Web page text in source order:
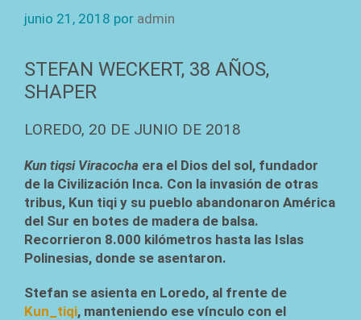
junio 21, 2018 por admin
STEFAN WECKERT, 38 AÑOS,
SHAPER
LOREDO, 20 DE JUNIO DE 2018
Kun tiqsi Viracocha era el Dios del sol, fundador
de la Civilización Inca. Con la invasión de otras
tribus, Kun tiqi y su pueblo abandonaron América
del Sur en botes de madera de balsa.
Recorrieron 8.000 kilómetros hasta las Islas
Polinesias, donde se asentaron.
Stefan se asienta en Loredo, al frente de
Kun_tiqi, manteniendo ese vínculo con el